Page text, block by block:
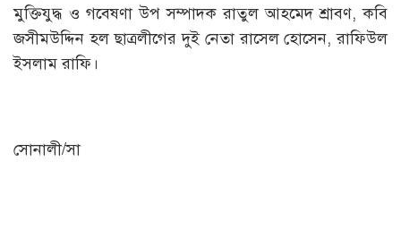
মুক্তিযুদ্ধ ও গবেষণা উপ সম্পাদক রাতুল আহমেদ শ্রাবণ, কবি
জসীমউদ্দিন হল ছাত্রলীগের দুই নেতা রাসেল হোসেন, রাফিউল
ইসলাম রাফি।
সোনালী/সা